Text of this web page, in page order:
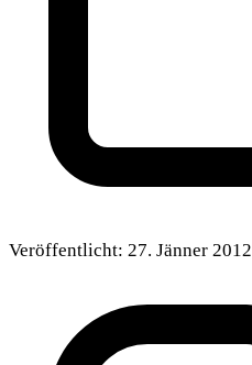
Veröffentlicht: 27. Jänner 2012